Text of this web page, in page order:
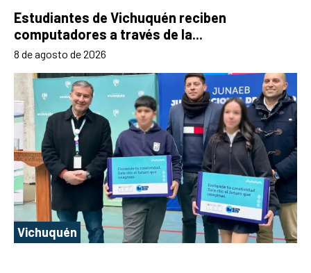
Estudiantes de Vichuquén reciben
computadores a través de la...
8 de agosto de 2026
Vichuquén